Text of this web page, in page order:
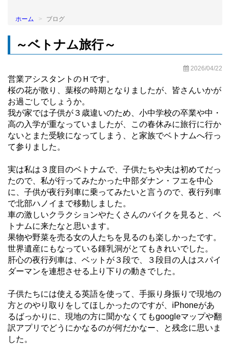
ホーム ブログ
～ベトナム旅行～
2026/04/22
営業アシスタントのＨです。
桜の花が散り、葉桜の時期となりましたが、皆さんいかが
お過ごしでしょうか。
我が家では子供が３歳違いのため、小中学校の卒業や中・
高の入学が重なっていましたが、この春休みに旅行に行か
ないとまた受験になってしまう、と家族でベトナムへ行っ
て参りました。
実は私は３度目のベトナムで、子供たちや夫は初めてだっ
たので、私が行ってみたかった中部ダナン・フエを中心
に、子供が夜行列車に乗ってみたいと言うので、夜行列車
で北部ハノイまで移動しました。
車の激しいクラクションやたくさんのバイクを見ると、ベ
トナムに来たなと思います。
果物や野菜を売る女の人たちを見るのも楽しかったです。
世界遺産にもなっている鍾乳洞がとてもきれいでした。
肝心の夜行列車は、ベットが３段で、３段目の人はスパイ
ダーマンを連想させる上り下りの動きでした。
子供たちには使える英語を使って、手振り身振りで現地の
方とのやり取りをしてほしかったのですが、iPhoneがあ
るばっかりに、現地の方に聞かなくてもgoogleマップや翻
訳アプリでどうにかなるのが何だかなー、と残念に思いま
した。